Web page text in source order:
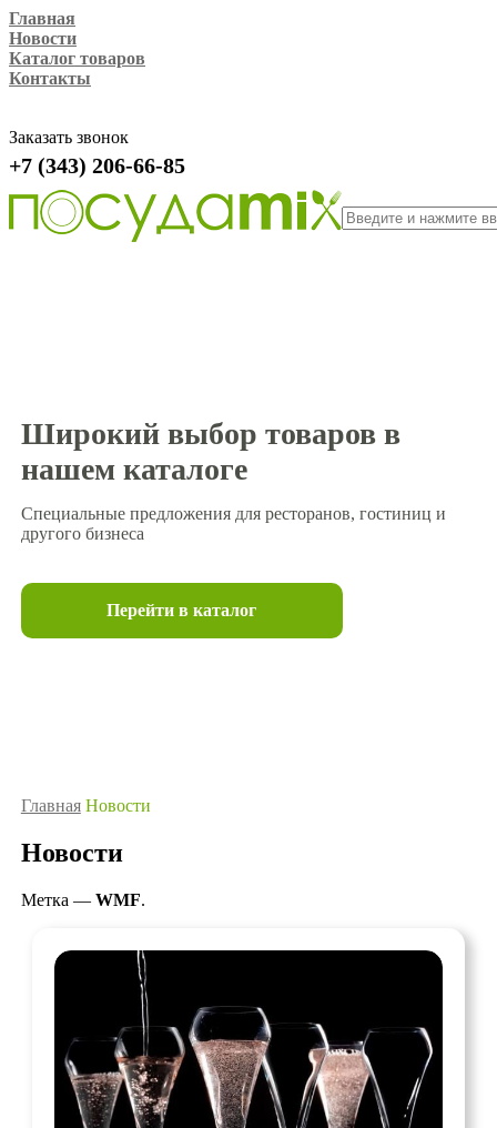
Главная
Новости
Каталог товаров
Контакты
Заказать звонок
+7 (343) 206-66-85
Широкий выбор товаров в
нашем каталоге
Специальные предложения для ресторанов, гостиниц и
другого бизнеса
Перейти в каталог
Главная Новости
Новости
Метка — WMF.